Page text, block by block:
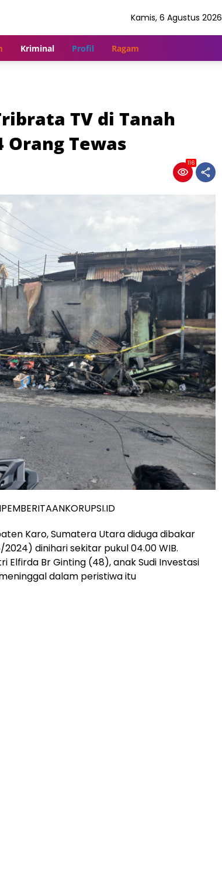
Kamis, 6 Agustus 2026
Kriminal Profil Ragam
TV di Tanah
Orang Tewas
116
Karo, Sumatera Utara diduga dibakar
dinihari sekitar pukul 04.00 WIB.
Elfirda Br Ginting (48), anak Sudi Investasi
dalam peristiwa itu